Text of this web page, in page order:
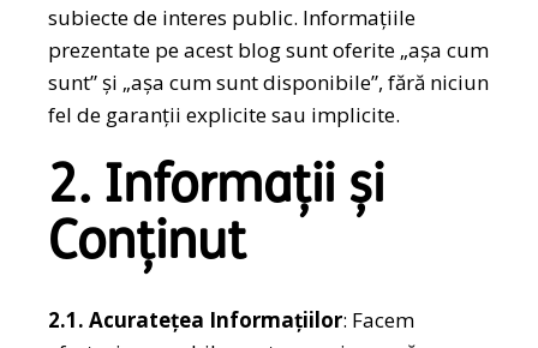
subiecte de interes public. Informațiile
prezentate pe acest blog sunt oferite „așa cum
sunt” și „așa cum sunt disponibile”, fără niciun
fel de garanții explicite sau implicite.
2. Informații și
Conținut
2.1. Acuratețea Informațiilor: Facem